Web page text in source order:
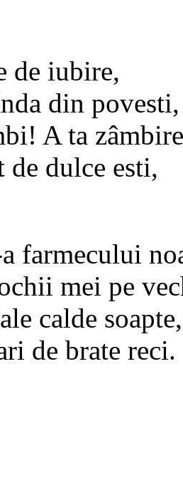
de iubire,
din povesti,
A ta zâmbire
de dulce esti,
farmecului
mei pe
calde soapte,
de brate reci.